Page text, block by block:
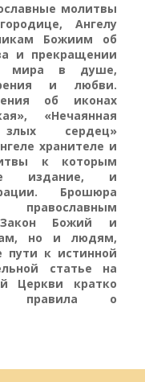
молитвы
Ангелу
Божиим об
и прекращении
мира в душе,
и любви.
об иконах
«Нечаянная
сердец»
хранителе и
к которым
издание, и
Брошюра
Божий и
но и людям,
пути к истинной
статье на
Церкви кратко
правила о